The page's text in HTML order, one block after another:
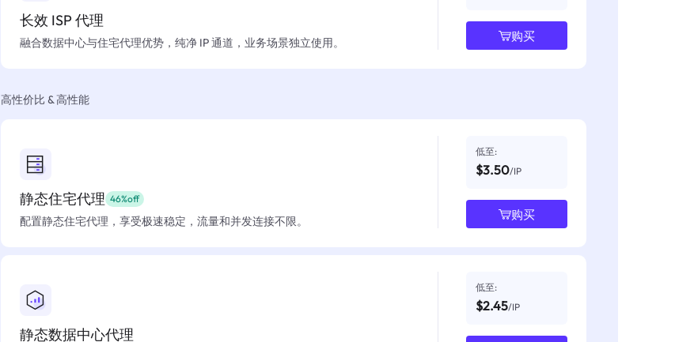
长效 ISP 代理
融合数据中心与住宅代理优势，纯净 IP 通道，业务场景独立使用。 购买
高性价比 & 高性能
静态住宅代理 46%off
配置静态住宅代理，享受极速稳定，流量和并发连接不限。
低至:
$3.50/IP
购买
静态数据中心代理
低至:
$2.45/IP